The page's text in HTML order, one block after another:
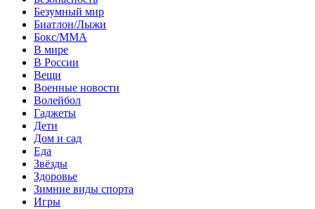
Безумный мир
Биатлон/Лыжи
Бокс/MMA
В мире
В России
Вещи
Военные новости
Волейбол
Гаджеты
Дети
Дом и сад
Еда
Звёзды
Здоровье
Зимние виды спорта
Игры